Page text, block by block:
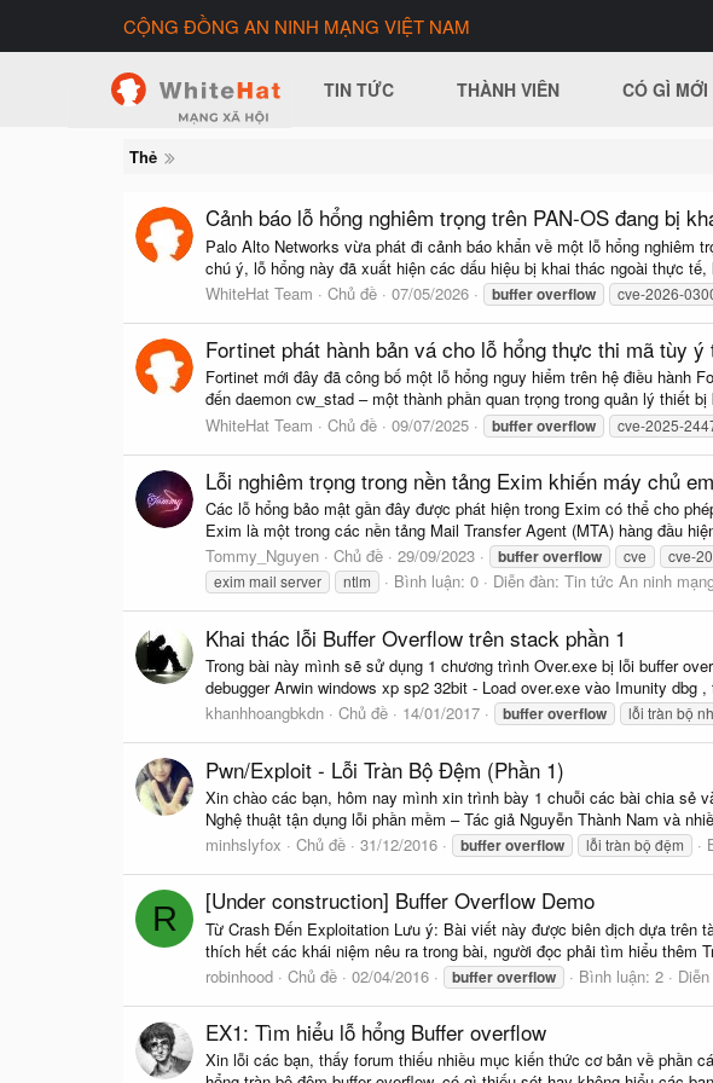
CỘNG ĐỒNG AN NINH MẠNG VIỆT NAM
TIN TỨC THÀNH VIÊN CÓ GÌ MỚI
Thẻ
Cảnh báo lỗ hổng nghiêm trọng trên PAN-OS đang bị
Palo Alto Networks vừa phát đi cảnh báo khẩn về một lỗ hổng
chú ý, lỗ hổng này đã xuất hiện các dấu hiệu bị khai thác ngoài thực
WhiteHat Team
Chủ đề 07/05/2026 bufferoverflow cve-2026-
Fortinet phát hành bản vá cho lỗ hổng thực thi mã tùy
Fortinet mới đây đã công bố một lỗ hổng nguy hiểm trên hệ điều hành
đến daemon cw_stad – một thành phần quan trọng trong quản lý thiết
WhiteHat Team
Chủ đề 09/07/2025 bufferoverflow cve-2025-
Lỗi nghiêm trọng trong nền tảng Exim khiến máy chủ
Các lỗ hổng bảo mật gần đây được phát hiện trong Exim có thể cho
Exim là một trong các nền tảng Mail Transfer Agent (MTA) hàng đầu
Tommy_Nguyen
Chủ đề 29/09/2023 bufferoverflow cve cve-
exim mail server
ntlm Bình luận: 0 Diễn đàn: Tin tức An ninh
Khai thác lỗi Buffer Overflow trên stack phần 1
Trong bài này mình sẽ sử dụng 1 chương trình Over.exe bị lỗi buffer
debugger Arwin windows xp sp2 32bit - Load over.exe vào Imunity
khanhhoangbkdn
Chủ đề 14/01/2017 bufferoverflow lỗi tràn bộ
Pwn/Exploit - Lỗi Tràn Bộ Đệm (Phần 1)
Xin chào các bạn, hôm nay mình xin trình bày 1 chuỗi các bài chia sẻ
Nghệ thuật tận dụng lỗi phần mềm – Tác giả Nguyễn Thành Nam và
minhslyfox
Chủ đề 31/12/2016 bufferoverflow lỗi tràn bộ đệm
R [Under construction] Buffer Overflow Demo
Từ Crash Đến Exploitation Lưu ý: Bài viết này được biên dịch dựa trên
thích hết các khái niệm nêu ra trong bài, người đọc phải tìm hiểu thêm
robinhood
Chủ đề 02/04/2016 bufferoverflow Bình luận: 2
EX1: Tìm hiểu lỗ hổng Buffer overflow
Xin lỗi các bạn, thấy forum thiếu nhiều mục kiến thức cơ bản về phần